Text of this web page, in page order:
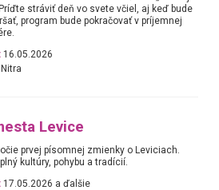
stráviť deň vo svete včiel, aj keď bude
program bude pokračovať v príjemnej
16.05.2026
Nitra
Levice
prvej písomnej zmienky o Leviciach.
kultúry, pohybu a tradícií.
17.05.2026 a ďalšie